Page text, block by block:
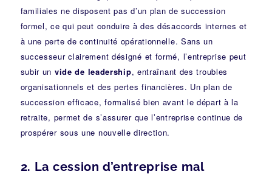
familiales ne disposent pas d’un plan de succession
formel, ce qui peut conduire à des désaccords internes et
à une perte de continuité opérationnelle. Sans un
successeur clairement désigné et formé, l’entreprise peut
subir un vide de leadership, entraînant des troubles
organisationnels et des pertes financières. Un plan de
succession efficace, formalisé bien avant le départ à la
retraite, permet de s’assurer que l’entreprise continue de
prospérer sous une nouvelle direction.
2. La cession d’entreprise mal